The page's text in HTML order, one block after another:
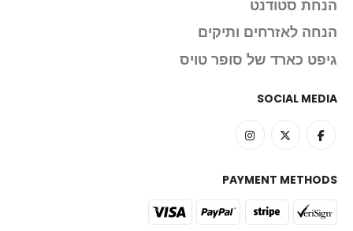
הנחת סטודנט
הנחה לאזרחים ותיקים
גיפט כארד של סופר טויס
SOCIAL MEDIA
PAYMENT METHODS